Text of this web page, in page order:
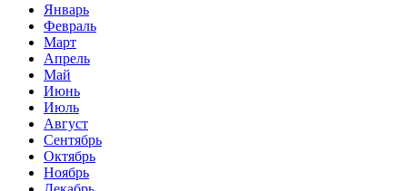
Январь
Февраль
Март
Апрель
Май
Июнь
Июль
Август
Сентябрь
Октябрь
Ноябрь